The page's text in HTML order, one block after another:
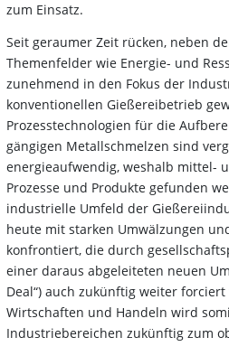
zum Einsatz.
Seit geraumer Zeit rücken, neben
Themenfelder wie Energie- und
zunehmend in den Fokus der
konventionellen Gießereibetrieb
Prozesstechnologien für die
gängigen Metallschmelzen sind
energieaufwendig, weshalb mittel-
Prozesse und Produkte gefunden
industrielle Umfeld der
heute mit starken Umwälzungen
konfrontiert, die durch
einer daraus abgeleiteten neuen
Deal“) auch zukünftig weiter
Wirtschaften und Handeln wird
Industriebereichen zukünftig zum